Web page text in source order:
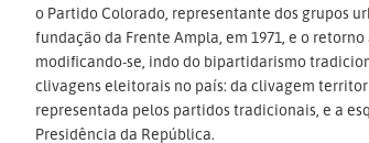
o Partido Colorado, representante dos grupos
fundação da Frente Ampla, em 1971, e o
modificando-se, indo do bipartidarismo
clivagens eleitorais no país: da clivagem
representada pelos partidos tradicionais, e a
Presidência da República.